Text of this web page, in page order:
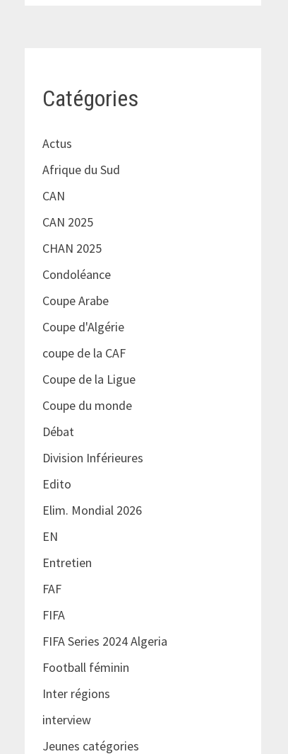
Catégories
Actus
Afrique du Sud
CAN
CAN 2025
CHAN 2025
Condoléance
Coupe Arabe
Coupe d'Algérie
coupe de la CAF
Coupe de la Ligue
Coupe du monde
Débat
Division Inférieures
Edito
Elim. Mondial 2026
EN
Entretien
FAF
FIFA
FIFA Series 2024 Algeria
Football féminin
Inter régions
interview
Jeunes catégories